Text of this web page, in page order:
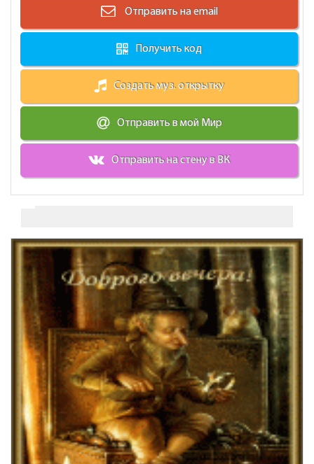
Отправить на email
Получить код
Создать муз. открытку
Отправить в мой Мир
Отправить на стену в ВК